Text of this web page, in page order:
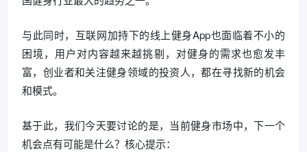
与此同时，互联网加持下的线上健身App也面临着不小的
困境，用户对内容越来越挑剔，对健身的需求也愈发丰
富，创业者和关注健身领域的投资人，都在寻找新的机会
和模式。
基于此，我们今天要讨论的是，当前健身市场中，下一个
机会点有可能是什么？核心提示：